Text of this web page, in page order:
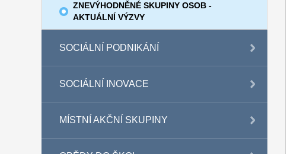
ZNEVÝHODNĚNÉ SKUPINY OSOB -
AKTUÁLNÍ VÝZVY
SOCIÁLNÍ PODNIKÁNÍ
SOCIÁLNÍ INOVACE
MÍSTNÍ AKČNÍ SKUPINY